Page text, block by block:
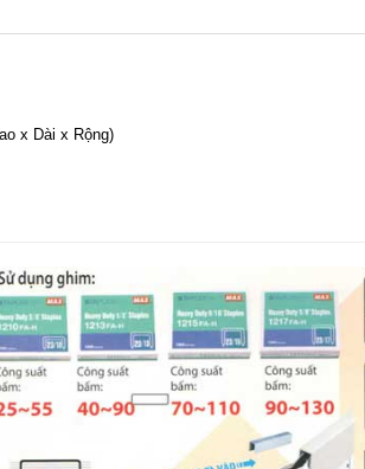
x Dài x Rộng)